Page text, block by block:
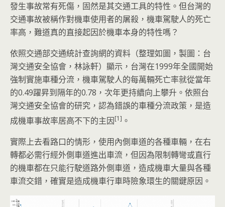
發生事故常有死傷，固然是其交通工具的特性。但台灣的
交通事故被稱作對機車使用者的屠殺，機車駕駛人的死亡
率高，難道真的直接起因於機車本身的特性嗎？
依照交通部交通統計查詢網的資料（整理如圖，製圖：台
灣交通安全協會，林詠軒）顯示，台灣在1999年全國開始
強制實施車種分流，機車駕駛人的每萬輛死亡率就從當年
的0.49躍昇到隔年的0.78，次年更持續向上攀升。依照台
灣交通安全協會的研究，認為錯誤的車種分流政策，是造
成機車事故率居高不下的主因[1] 。
實際上去看路口的情形，使用內側車道的各種車輛，在右
轉都必需行經外側車道進出車流，但因為限制轉彎或直行
的機車都在只能行駛道路外側車道，造成機車大量與各種
車流交錯，確實是造成機車行車時險象環生的關鍵原因。